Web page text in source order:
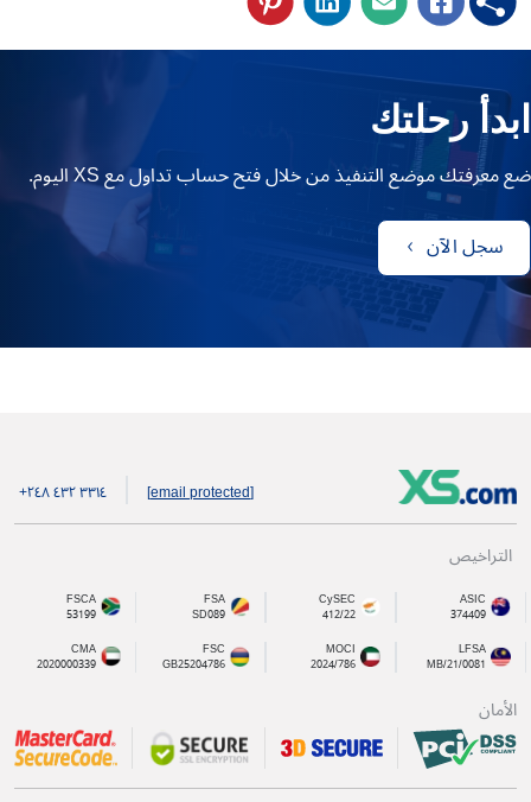
ابدأ رحلتك
ضع معرفتك موضع التنفيذ من خلال فتح حساب تداول مع XS اليوم.
سجل الآن
[email protected] +۲٤۸ ٤۳۲ ۳۳۱٤
التراخيص
ASIC
374409
CySEC
412/22
FSA
SD089
FSCA
53199
LFSA
MB/21/0081
MOCI
2024/786
FSC
GB25204786
CMA
2020000339
الأمان